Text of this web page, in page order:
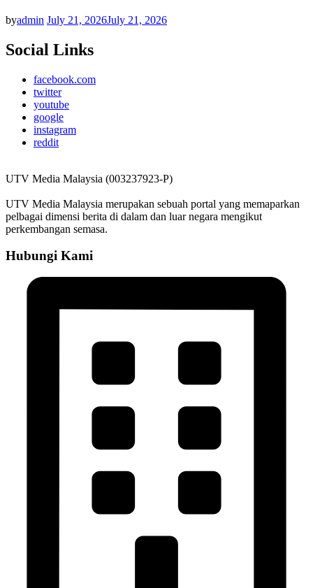
byadmin July 21, 2026July 21, 2026
Social Links
facebook.com
twitter
youtube
google
instagram
reddit
UTV Media Malaysia (003237923-P)
UTV Media Malaysia merupakan sebuah portal yang memaparkan
pelbagai dimensi berita di dalam dan luar negara mengikut
perkembangan semasa.
Hubungi Kami